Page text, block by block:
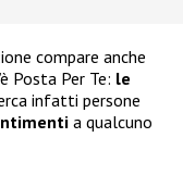
compare anche
Posta Per Te: le
infatti persone
a qualcuno